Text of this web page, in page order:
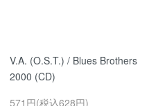
V.A. (O.S.T.) / Blues Brothers
2000 (CD)
571円(税込628円)